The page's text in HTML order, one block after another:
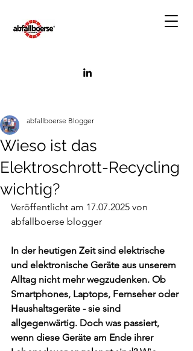
Wieso ist das
Elektroschrott-Recycling
wichtig?
abfallboerse Blogger
Veröffentlicht am 17.07.2025 von
abfallboerse blogger
In der heutigen Zeit sind elektrische
und elektronische Geräte aus unserem
Alltag nicht mehr wegzudenken. Ob
Smartphones, Laptops, Fernseher oder
Haushaltsgeräte - sie sind
allgegenwärtig. Doch was passiert,
wenn diese Geräte am Ende ihrer